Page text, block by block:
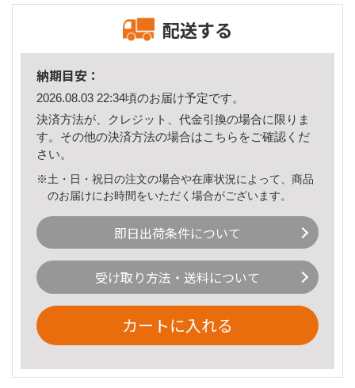
配送する
納期目安：
2026.08.03 22:34頃のお届け予定です。
決済方法が、クレジット、代金引換の場合に限りま
す。その他の決済方法の場合はこちら をご確認くだ
さい。
※土・日・祝日の注文の場合や在庫状況によって、商品
のお届けにお時間をいただく場合がございます。
即日出荷条件について
受け取り方法・送料について
カートに入れる